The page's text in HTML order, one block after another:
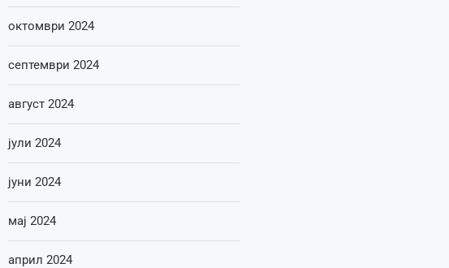
октомври 2024
септември 2024
август 2024
јули 2024
јуни 2024
мај 2024
април 2024